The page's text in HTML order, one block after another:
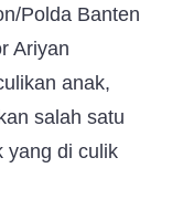
Polda Banten
Ariyan
anak,
salah satu
yang di culik